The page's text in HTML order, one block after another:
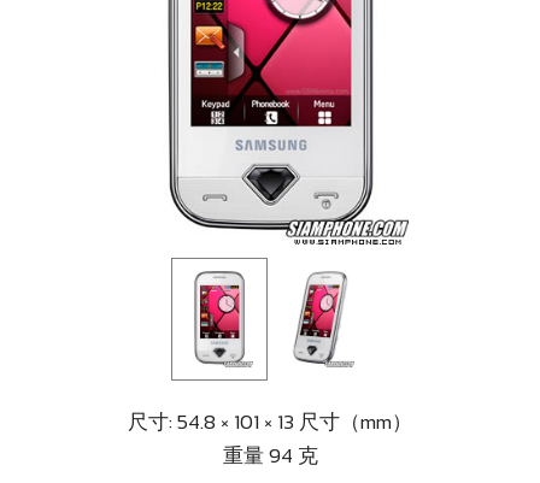
尺寸: 54.8 × 101 × 13 尺寸（mm）
重量 94 克